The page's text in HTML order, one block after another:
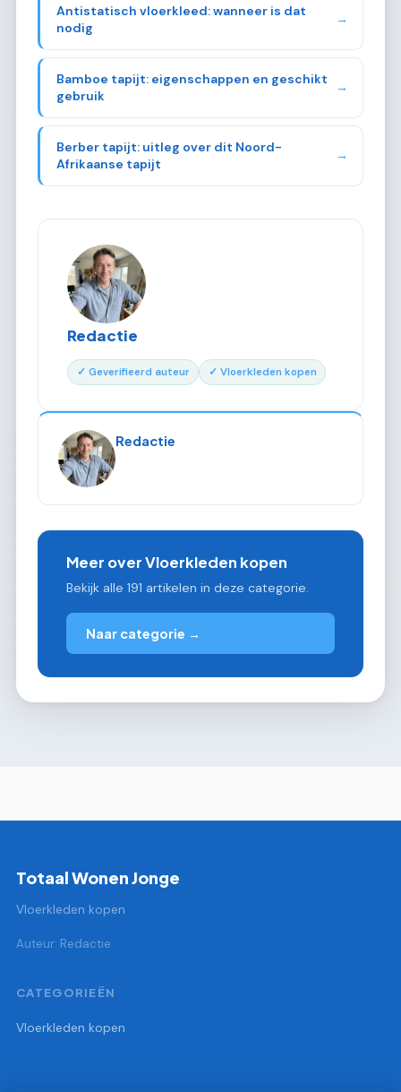
Antistatisch vloerkleed: wanneer is dat
nodig
→
Bamboe tapijt: eigenschappen en geschikt
gebruik
→
Berber tapijt: uitleg over dit Noord-
Afrikaanse tapijt
→
Redactie
✓ Geverifieerd auteur ✓ Vloerkleden kopen
Redactie
Meer over Vloerkleden kopen
Bekijk alle 191 artikelen in deze categorie.
Naar categorie →
Totaal Wonen Jonge
Vloerkleden kopen
Auteur: Redactie
CATEGORIEËN
Vloerkleden kopen